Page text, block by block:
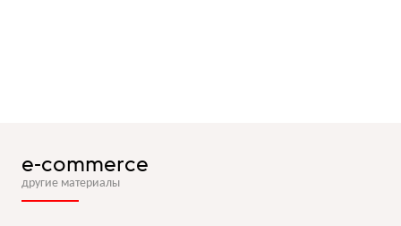
e-commerce
другие материалы